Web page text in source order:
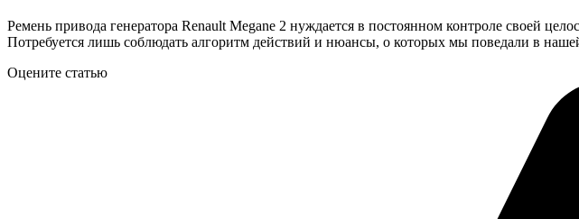
Ремень привода генератора Renault Megane 2 нуждается в постоянном контроле своей
Потребуется лишь соблюдать алгоритм действий и нюансы, о которых мы поведали в
Оцените статью